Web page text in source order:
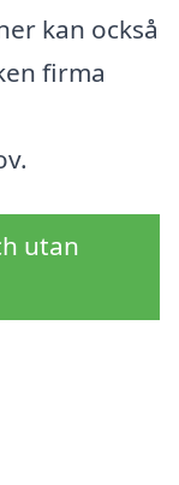
kan också
firma
utan